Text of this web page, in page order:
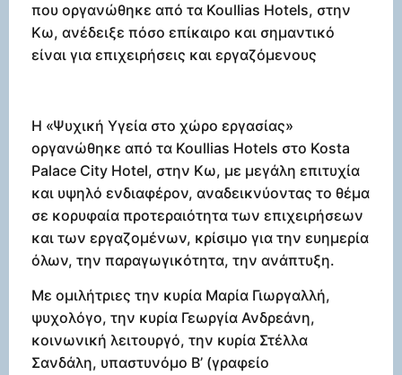
που οργανώθηκε από τα Koullias Hotels, στην
Κω, ανέδειξε πόσο επίκαιρο και σημαντικό
είναι για επιχειρήσεις και εργαζόμενους
Η «Ψυχική Υγεία στο χώρο εργασίας»
οργανώθηκε από τα Koullias Hotels στο Kosta
Palace City Hotel, στην Κω, με μεγάλη επιτυχία
και υψηλό ενδιαφέρον, αναδεικνύοντας το θέμα
σε κορυφαία προτεραιότητα των επιχειρήσεων
και των εργαζομένων, κρίσιμο για την ευημερία
όλων, την παραγωγικότητα, την ανάπτυξη.
Με ομιλήτριες την κυρία Μαρία Γιωργαλλή,
ψυχολόγο, την κυρία Γεωργία Ανδρεάνη,
κοινωνική λειτουργό, την κυρία Στέλλα
Σανδάλη, υπαστυνόμο Β’ (γραφείο